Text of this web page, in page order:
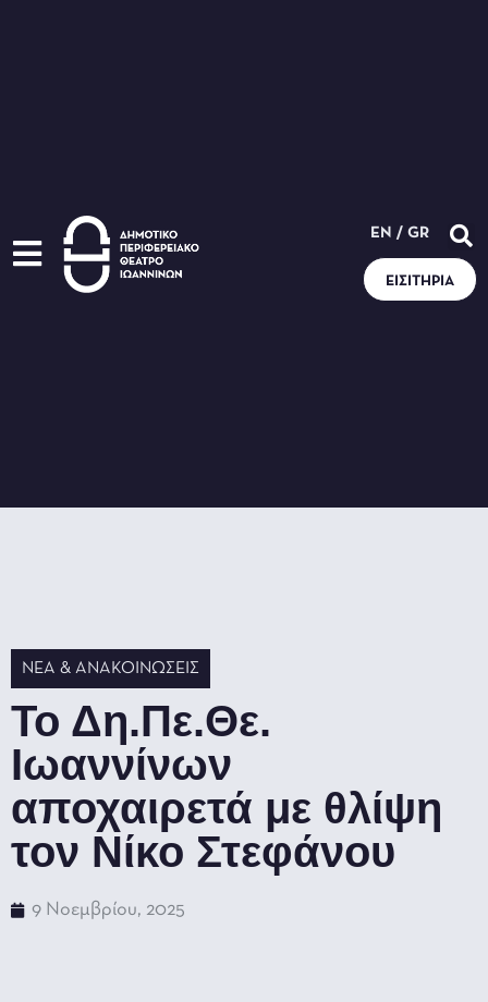
EN / GR
ΕΙΣΙΤΉΡΙΑ
ΝΈΑ & ΑΝΑΚΟΙΝΏΣΕΙΣ
Το Δη.Πε.Θε.
Ιωαννίνων
αποχαιρετά με θλίψη
τον Νίκο Στεφάνου
9 Νοεμβρίου, 2025